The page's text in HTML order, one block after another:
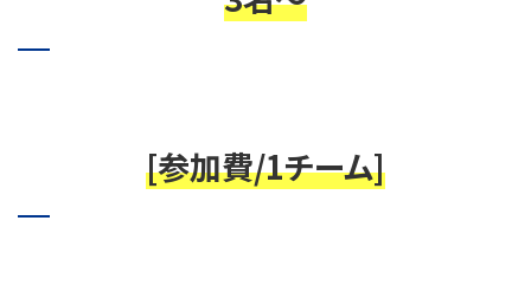
[参加費/1チーム]